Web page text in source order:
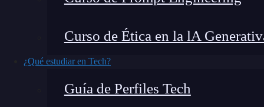
Curso de Ética en la lA
¿Qué estudiar en Tech?
Guía de Perfiles Tech
Inteligencia artificial
industriales, he visto cómo laIAno es solo